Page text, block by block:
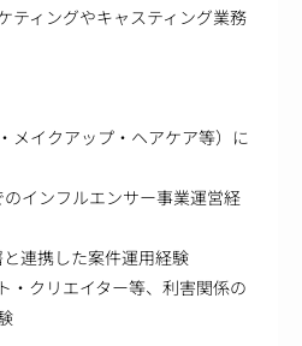
ティングやキャスティング業務
メイクアップ・ヘアケア等）に
のインフルエンサー事業運営経
連携した案件運用経験
・クリエイター等、利害関係の